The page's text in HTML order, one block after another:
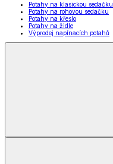
Potahy na klasickou sedačku
Potahy na rohovou sedačku
Potahy na křeslo
Potahy na židle
Výprodej napínacích potahů